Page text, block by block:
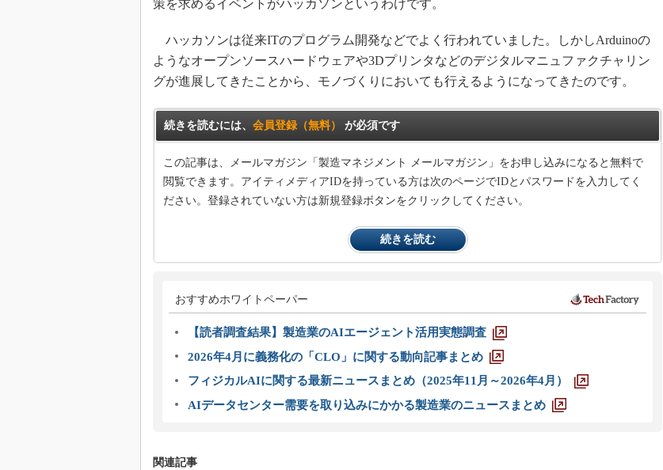
策を求めるイベントがハッカソンというわけです。
ハッカソンは従来ITのプログラム開発などでよく行われていました。しかしArduinoの
ようなオープンソースハードウェアや3Dプリンタなどのデジタルマニュファクチャリン
グが進展してきたことから、モノづくりにおいても行えるようになってきたのです。
続きを読むには、 会員登録（無料） が必須です
この記事は、メールマガジン「製造マネジメント メールマガジン」をお申し込みになると無料で
閲覧できます。アイティメディアIDを持っている方は次のページでIDとパスワードを入力してく
ださい。登録されていない方は新規登録ボタンをクリックしてください。
続きを読む
おすすめホワイトペーパー
【読者調査結果】製造業のAIエージェント活用実態調査
2026年4月に義務化の「CLO」に関する動向記事まとめ
フィジカルAIに関する最新ニュースまとめ（2025年11月～2026年4月）
AIデータセンター需要を取り込みにかかる製造業のニュースまとめ
関連記事